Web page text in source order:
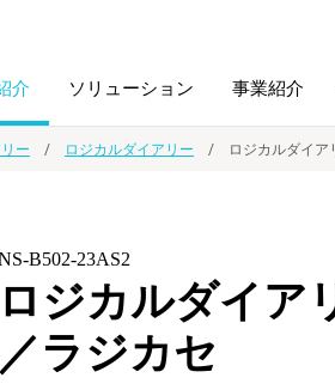
介
ノート・紙製品
ソリューション
学校ソリュ
事業紹介
沿革
ー ロジカルダイアリー ロジカルダイ
B502-23AS2
ロジカルダイア
／ラジカセ